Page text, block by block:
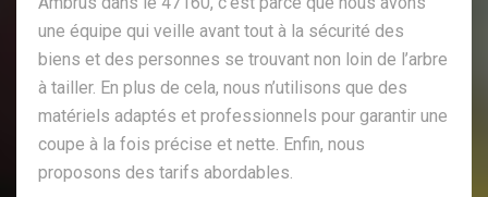
une équipe qui veille avant tout à la sécurité des
biens et des personnes se trouvant non loin de l’arbre
à tailler. En plus de cela, nous n’utilisons que des
matériels adaptés et professionnels pour garantir une
coupe à la fois précise et nette. Enfin, nous
proposons des tarifs abordables.